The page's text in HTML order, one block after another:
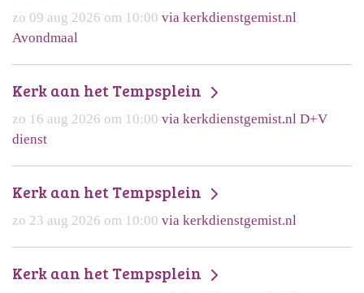
zo 09 aug 2026 om 10:00 via kerkdienstgemist.nl
Avondmaal
Kerk aan het Tempsplein
zo 16 aug 2026 om 10:00 via kerkdienstgemist.nl D+V
dienst
Kerk aan het Tempsplein
zo 23 aug 2026 om 10:00 via kerkdienstgemist.nl
Kerk aan het Tempsplein